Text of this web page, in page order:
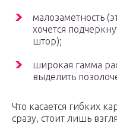
малозаметность
хочется
штор);
широкая гамма
выделить
Что касается гибких
сразу, стоит лишь